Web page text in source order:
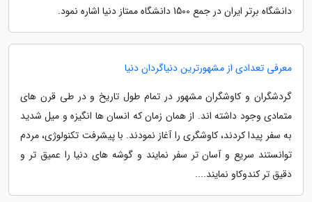
دانشگاه برتر ایران در جمع 1500 دانشگاه ممتاز دنیا اشاره نمود.
معرفی تعدادی از مشهورترین دنیاگردان دنیا
گردشگران و کاوشگران مشهور در تمام طول تاریخ و در طی قرن های
متمادی وجود داشته اند. از همان زمان که انسان ها انگیزه و میل شدید
به سفر پیدا کردند، کاوشگری را آغاز نمودند. با پیشرفت تکنولوژی، مردم
توانستند سریع و آسان تر سفر نمایند و گوشه های دنیا را عمیق تر و
دقیق تر کندوکاو نمایند....